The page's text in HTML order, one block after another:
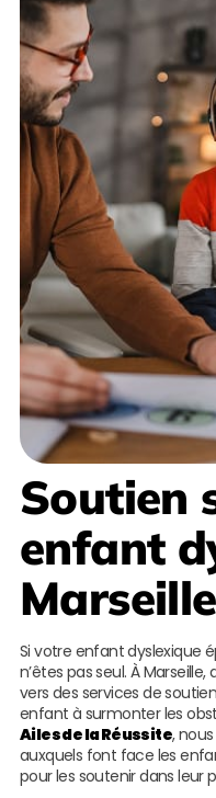
Soutien
enfant
Marseille
Si votre enfant dyslexique
n’êtes pas seul. À
vers des services de
enfant à surmonter les
Ailes de la Réussite,
auxquels font face les
pour les soutenir dans leur